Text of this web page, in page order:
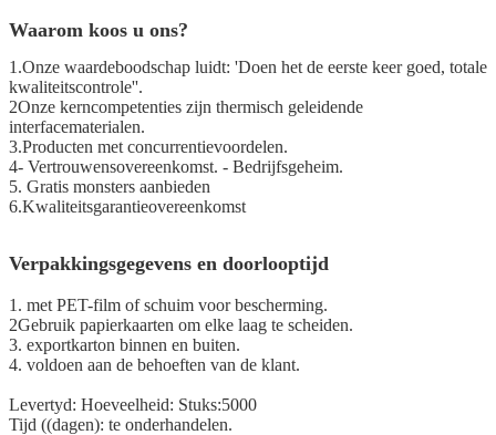
Waarom koos u ons?
1.Onze waardeboodschap luidt: 'Doen het de eerste keer goed, totale
kwaliteitscontrole''.
2Onze kerncompetenties zijn thermisch geleidende
interfacematerialen.
3.Producten met concurrentievoordelen.
4- Vertrouwensovereenkomst. - Bedrijfsgeheim.
5. Gratis monsters aanbieden
6.Kwaliteitsgarantieovereenkomst
Verpakkingsgegevens en doorlooptijd
1. met PET-film of schuim voor bescherming.
2Gebruik papierkaarten om elke laag te scheiden.
3. exportkarton binnen en buiten.
4. voldoen aan de behoeften van de klant.
Levertyd: Hoeveelheid: Stuks:5000
Tijd ((dagen): te onderhandelen.